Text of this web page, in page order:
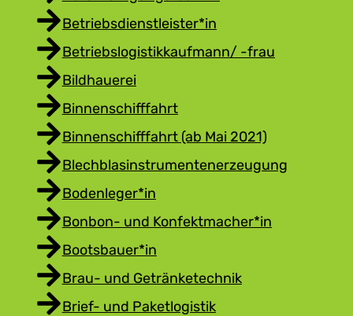
Betriebsdienstleister*in
Betriebslogistikkaufmann/ -frau
Bildhauerei
Binnenschifffahrt
Binnenschifffahrt (ab Mai 2021)
Blechblasinstrumentenerzeugung
Bodenleger*in
Bonbon- und Konfektmacher*in
Bootsbauer*in
Brau- und Getränketechnik
Brief- und Paketlogistik